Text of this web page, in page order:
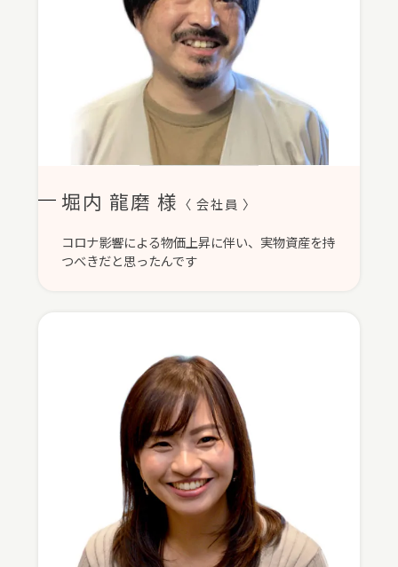
堀内 龍磨 様 〈 会社員 〉
コロナ影響による物価上昇に伴い、実物資産を持
つべきだと思ったんです